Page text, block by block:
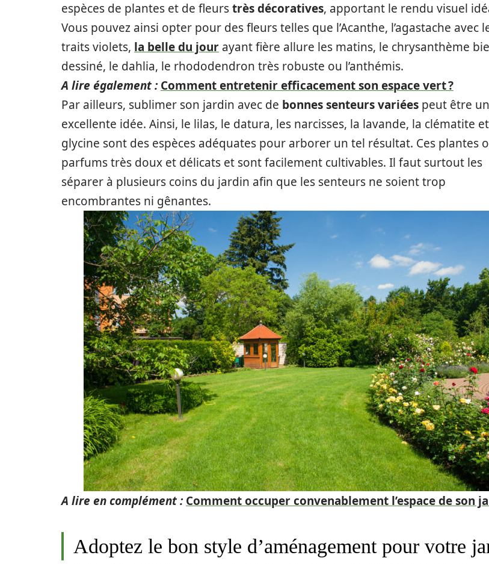
espèces de plantes et de fleurstrès décoratives, apportant le rendu visuel
Vous pouvez ainsi opter pour des fleurs telles que l’Acanthe, l’agastache avec
traits violets, la belle du jour ayant fière allure les matins, le chrysanthème
dessiné, le dahlia, le rhododendron très robuste ou l’anthémis.
A lire également : Comment entretenir efficacement son espace vert ?
Par ailleurs, sublimer son jardin avec de bonnes senteurs variées peut être
excellente idée. Ainsi, le lilas, le datura, les narcisses, la lavande, la clématite
glycine sont des espèces adéquates pour arborer un tel résultat. Ces plantes
parfums très doux et délicats et sont facilement cultivables. Il faut surtout les
séparer à plusieurs coins du jardin afin que les senteurs ne soient trop
encombrantes ni gênantes.
A lire en complément : Comment occuper convenablement l’espace de son
Adoptez le bon style d’aménagement pour votre